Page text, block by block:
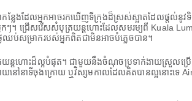
ងដែលអ្នកអាចរកឃើញទីក្រុងដ៏ស្រស់ស្អាតដែលផ្តល់នូវទិដ្
ែកៗ។ ជ្រើសរើសសំបុត្រយន្តហោះដែលសមរម្យពី Kuala
ឈប់សម្រាករបស់អ្នកពិតជាមិនអាចបំភ្លេចបាន។
ត្រយន្តហោះដ៏ល្អបំផុត។ ជាមួយនឹងចំណុចប្រទាក់ងាយស្រួល
ាទីចុងក្រោយ ឬវិស្សមកាលដែលគិតបានល្អនោះទេ